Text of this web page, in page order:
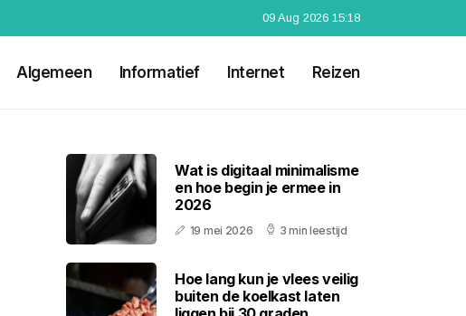
09 Aug 2026 15:18
Algemeen Informatief Internet Reizen
Wat is digitaal minimalisme
en hoe begin je ermee in
2026
19 mei 2026 3 min leestijd
Hoe lang kun je vlees veilig
buiten de koelkast laten